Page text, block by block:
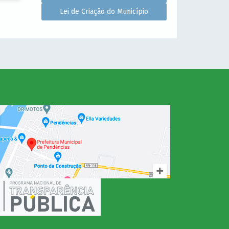
Lei de Criação do Município